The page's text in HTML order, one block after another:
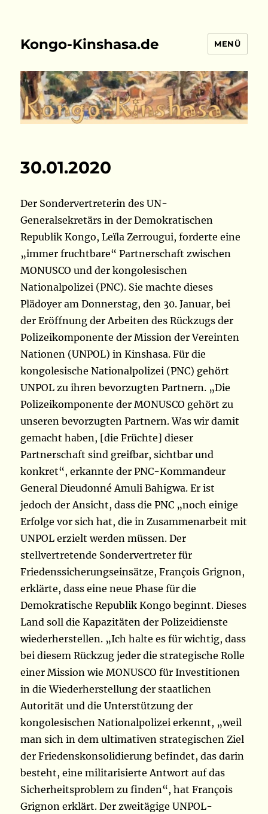
Kongo-Kinshasa.de MENÜ
30.01.2020
Der Sondervertreterin des UN-
Generalsekretärs in der Demokratischen
Republik Kongo, Leïla Zerrougui, forderte eine
„immer fruchtbare“ Partnerschaft zwischen
MONUSCO und der kongolesischen
Nationalpolizei (PNC). Sie machte dieses
Plädoyer am Donnerstag, den 30. Januar, bei
der Eröffnung der Arbeiten des Rückzugs der
Polizeikomponente der Mission der Vereinten
Nationen (UNPOL) in Kinshasa. Für die
kongolesische Nationalpolizei (PNC) gehört
UNPOL zu ihren bevorzugtenPartnern. „Die
Polizeikomponente der MONUSCO gehört zu
unseren bevorzugten Partnern. Was wir damit
gemacht haben, [die Früchte] dieser
Partnerschaft sind greifbar, sichtbar und
konkret“, erkannte der PNC-Kommandeur
General Dieudonné Amuli Bahigwa. Er ist
jedoch der Ansicht, dass die PNC „noch einige
Erfolge vor sich hat, die in Zusammenarbeit mit
UNPOL erzielt werden müssen. Der
stellvertretende Sondervertreter für
Friedenssicherungseinsätze, François Grignon,
erklärte, dass eine neue Phase für die
Demokratische Republik Kongo beginnt. Dieses
Land soll die Kapazitäten der Polizeidienste
wiederherstellen. „Ich halte es für wichtig, dass
bei diesem Rückzug jeder die strategische Rolle
einer Mission wie MONUSCO für Investitionen
in die Wiederherstellung der staatlichen
Autorität und die Unterstützung der
kongolesischen Nationalpolizei erkennt, „weil
man sich in dem ultimativen strategischen Ziel
der Friedenskonsolidierung befindet, das darin
besteht, eine militarisierte Antwort auf das
Sicherheitsproblem zu finden“, hat François
Grignon erklärt. Der zweitägige UNPOL-